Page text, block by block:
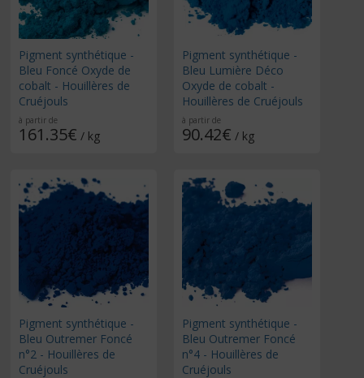
Pigment synthétique -
Bleu Foncé Oxyde de
cobalt - Houillères de
Cruéjouls
à partir de
161.35€ / kg
Pigment synthétique -
Bleu Lumière Déco
Oxyde de cobalt -
Houillères de Cruéjouls
à partir de
90.42€ / kg
Pigment synthétique -
Bleu Outremer Foncé
n°2 - Houillères de
Cruéjouls
Pigment synthétique -
Bleu Outremer Foncé
n°4 - Houillères de
Cruéjouls